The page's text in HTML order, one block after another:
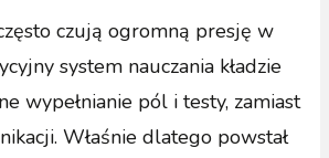
czują ogromną presję w
system nauczania kładzie
wypełnianie pól i testy, zamiast
Właśnie dlatego powstał